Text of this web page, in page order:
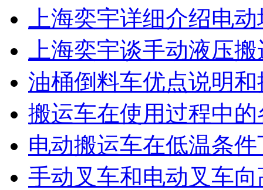
上海奕宇详细介绍电
上海奕宇谈手动液压
油桶倒料车优点说明
搬运车在使用过程中
电动搬运车在低温条
手动叉车和电动叉车